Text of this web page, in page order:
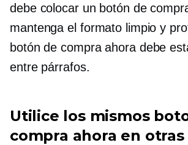
debe colocar un botón de
mantenga el formato limpio y
botón de compra ahora debe
entre párrafos.
Utilice los mismos
compra ahora en